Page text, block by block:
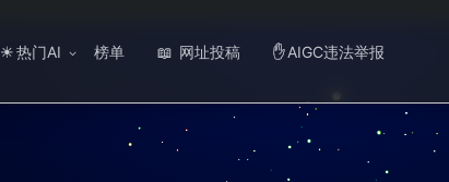
☀ 热门AI 榜单 📖 网址投稿 ✋ AIGC违法举报